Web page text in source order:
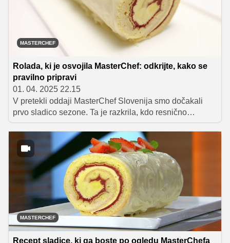
MASTERCHEF
Rolada, ki je osvojila MasterChef: odkrijte, kako se
pravilno pripravi
01. 04. 2025 22.15
V pretekli oddaji MasterChef Slovenija smo dočakali
prvo sladico sezone. Ta je razkrila, kdo resnično
obvlada slaščičarske osnove. Tekmovalci so imeli 100
minut časa, da pripravijo Karimovo rolado po receptu, ki
pa mu niso smeli slepo zaupati.
MASTERCHEF
Recept sladice, ki ga boste po ogledu MasterChefa